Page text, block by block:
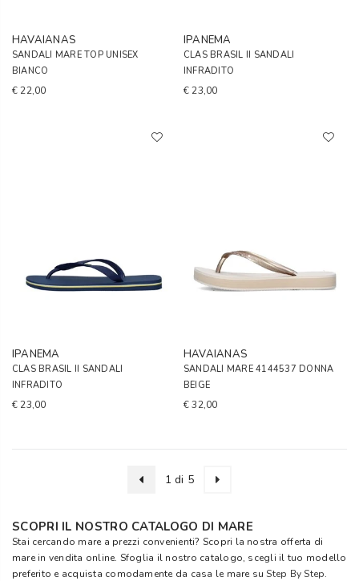
HAVAIANAS
SANDALI MARE TOP UNISEX
BIANCO
€ 22,00
IPANEMA
CLAS BRASIL II SANDALI
INFRADITO
€ 23,00
IPANEMA
CLAS BRASIL II SANDALI
INFRADITO
€ 23,00
HAVAIANAS
SANDALI MARE 4144537 DONNA
BEIGE
€ 32,00
1 di 5
SCOPRI IL NOSTRO CATALOGO DI MARE
Stai cercando mare a prezzi convenienti? Scopri la nostra offerta di
mare in vendita online. Sfoglia il nostro catalogo, scegli il tuo modello
preferito e acquista comodamente da casa le mare suStep By Step.